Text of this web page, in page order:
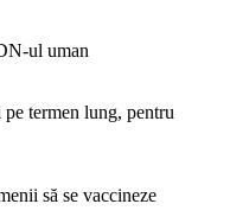
ul uman
termen lung, pentru
să se vaccineze